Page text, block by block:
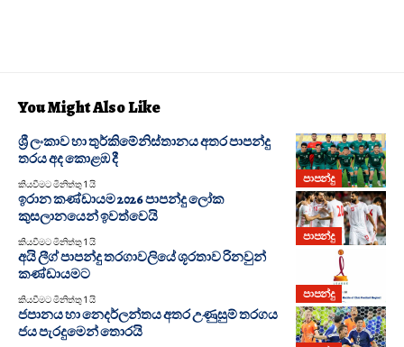
You Might Also Like
පාපන්දු
ශ්‍රී ලංකාව හා තුර්කිමේනිස්තානය අතර පාපන්දු
තරය අද කොළඹ දී
කියවීමට මිනිත්තු 1 යි
පාපන්දු
ඉරාන කණ්ඩායම 2026 පාපන්දු ලෝක
කුසලානයෙන් ඉවත්වෙයි
කියවීමට මිනිත්තු 1 යි
පාපන්දු
අයි ලීග් පාපන්දු තරගාවලියේ ශූරතාව රිනවුන්
කණ්ඩායමට
කියවීමට මිනිත්තු 1 යි
ජපානය හා නෙදර්ලන්තය අතර උණුසුම් තරගය
ජය පැරදුමෙන් තොරයි